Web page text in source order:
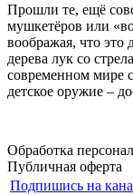
Прошли те, ещё
мушкетёров или
воображая, что это
дерева лук со
современном мире
детское оружие –
Обработка
Публичная оферта
Подпишись на